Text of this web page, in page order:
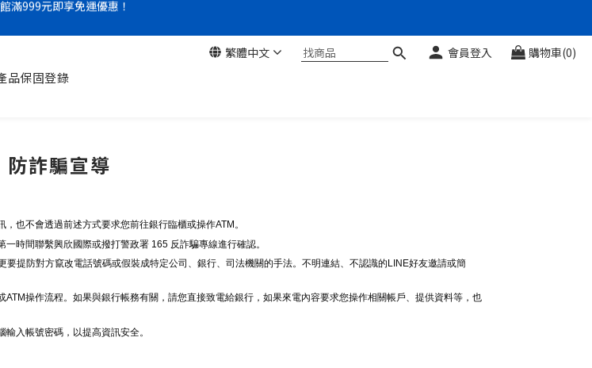
定｜現金結帳不限金額 95 折
定｜現金結帳不限金額 95 折
繁體中文
會員登入 購物車(0)
品保固登錄
防詐騙宣導
也不會透過前述方式要求您前往銀行臨櫃或操作ATM。
一時間聯繫興欣國際或撥打警政署 165 反詐騙專線進行確認。
提防對方竄改電話號碼或假裝成特定公司、銀行、司法機關的手法。不明連結、不認識的LINE好友邀請或簡
操作流程。如果與銀行帳務有關，請您直接致電給銀行，如果來電內容要求您操作相關帳戶、提供資料等，也
入帳號密碼，以提高資訊安全。